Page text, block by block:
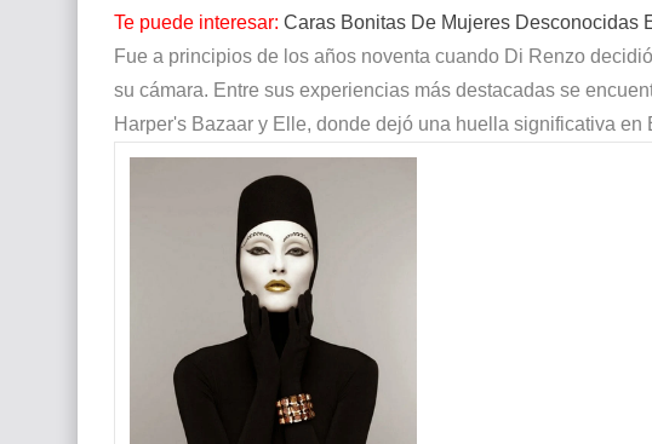
Te puede interesar: Caras Bonitas De Mujeres Desconocidas
Fue a principios de los años noventa cuando Di Renzo
su cámara. Entre sus experiencias más destacadas se
Harper's Bazaar y Elle, donde dejó una huella significativa en